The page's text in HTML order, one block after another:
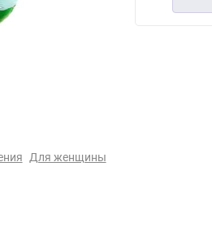
Для женщины